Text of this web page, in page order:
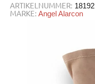
ARTIKELNUMMER: 18192
MARKE: Angel Alarcon